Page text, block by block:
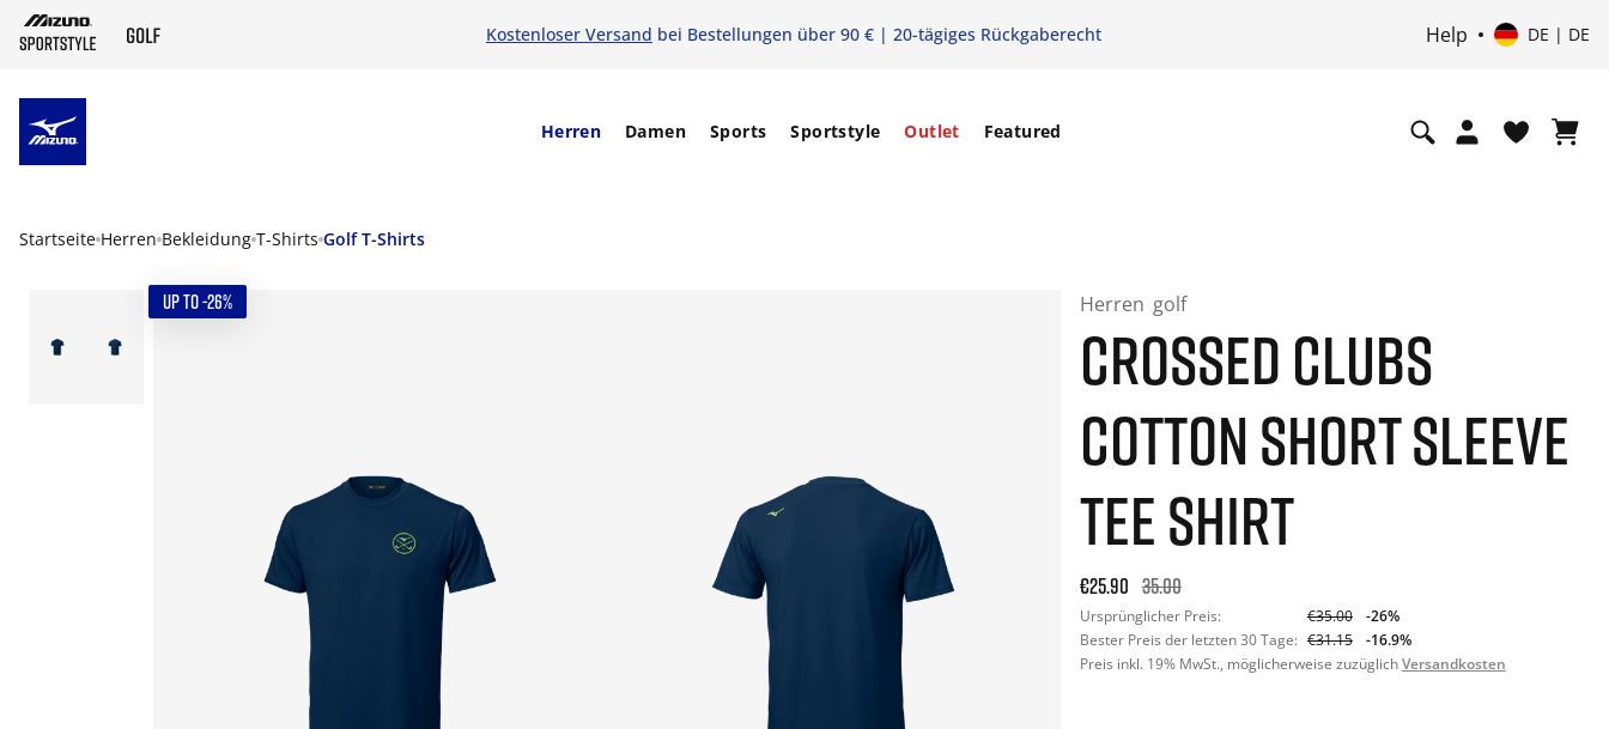
Kostenloser Versand bei Bestellungen über 90 € | 20-tägiges Rückgaberecht Help DE | DE
Herren Damen Sports Sportstyle Outlet Featured
Startseite Herren Bekleidung T-Shirts Golf T-Shirts
UP TO -26% Herren golf
CROSSED CLUBS
COTTON SHORT SLEEVE
TEE SHIRT
Ursprünglicher Preis: €35.00. 30-Tage-Bestpreis: €31.15.
€25.90 35.00
Ursprünglicher Preis: €35.00
-26%
Bester Preis der letzten 30 Tage: €31.15
-16.9%
Preis inkl. 19% MwSt., möglicherweise zuzüglichVersandkosten